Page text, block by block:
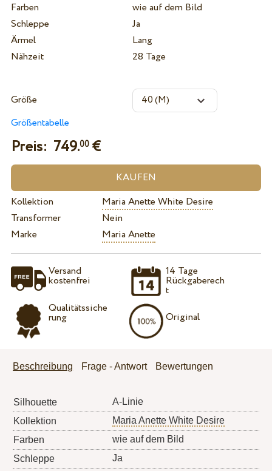
Farben
wie auf dem Bild
Schleppe
Ja
Ärmel
Lang
Nähzeit
28 Tage
Größe
Größentabelle
Preis: 749.00€
Kollektion
Maria Anette White Desire
Transformer
Nein
Marke
Maria Anette
Versand
kostenfrei
Qualitätssiche
rung
14 Tage
Rückgaberech
t
Original
Beschreibung Frage - Antwort Bewertungen
Silhouette
A-Linie
Kollektion
Maria Anette White Desire
Farben
wie auf dem Bild
Schleppe
Ja